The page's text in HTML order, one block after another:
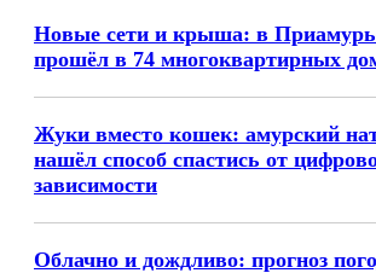
Новые сети и крыша: в
прошёл в 74 многоквартирных
Жуки вместо кошек: амурский
нашёл способ спастись от
зависимости
Облачно и дождливо: прогноз